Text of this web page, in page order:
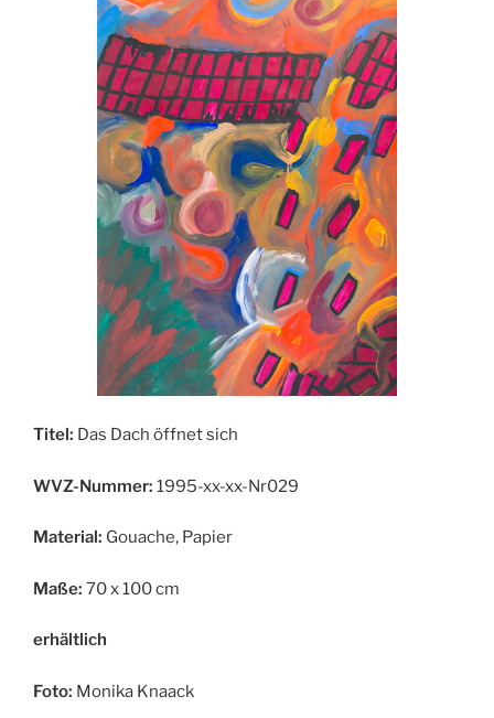
Titel: Das Dach öffnet sich
WVZ-Nummer: 1995-xx-xx-Nr029
Material: Gouache, Papier
Maße: 70 x 100 cm
erhältlich
Foto: Monika Knaack